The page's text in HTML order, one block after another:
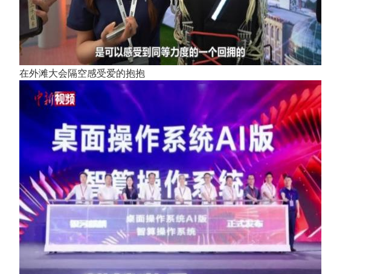
在外滩大会隔空感受爱的抱抱